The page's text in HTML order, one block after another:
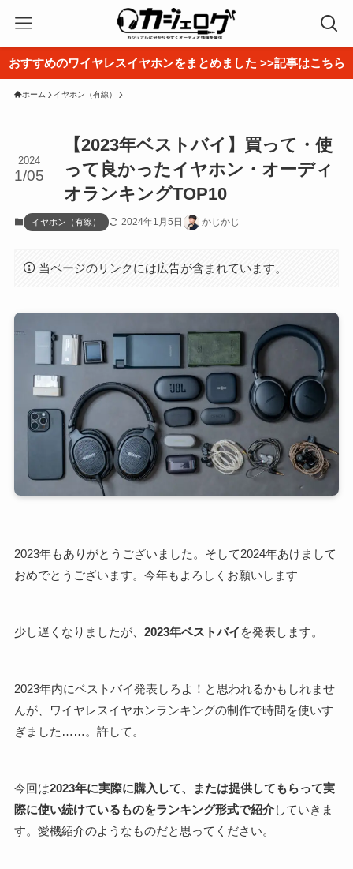
おすすめのワイヤレスイヤホンをまとめました >>記事はこちら
ホーム イヤホン（有線）
【2023年ベストバイ】買って・使
って良かったイヤホン・オーディ
オランキングTOP10
2024
1/05
イヤホン（有線） 2024年1月5日 かじかじ
当ページのリンクには広告が含まれています。
2023年もありがとうございました。そして2024年あけまして
おめでとうございます。今年もよろしくお願いします
少し遅くなりましたが、 2023年ベストバイ を発表します。
2023年内にベストバイ発表しろよ！と思われるかもしれませ
んが、ワイヤレスイヤホンランキングの制作で時間を使いす
ぎました……。許して。
今回は2023年に実際に購入して、または提供してもらって実
際に使い続けているものをランキング形式で紹介していきま
す。愛機紹介のようなものだと思ってください。